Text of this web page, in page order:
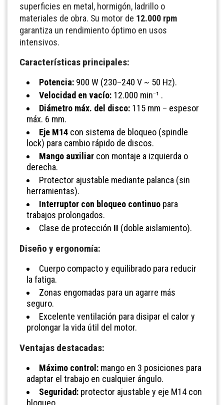
superficies en metal, hormigón, ladrillo o
materiales de obra. Su motor de 12.000 rpm
garantiza un rendimiento óptimo en usos
intensivos.
Características principales:
Potencia: 900 W (230–240 V ~ 50 Hz).
Velocidad en vacío: 12.000 min⁻¹ .
Diámetro máx. del disco: 115 mm – espesor
máx. 6 mm.
Eje M14 con sistema de bloqueo (spindle
lock) para cambio rápido de discos.
Mango auxiliar con montaje a izquierda o
derecha.
Protector ajustable mediante palanca (sin
herramientas).
Interruptor con bloqueo continuo para
trabajos prolongados.
Clase de protección II (doble aislamiento).
Diseño y ergonomía:
Cuerpo compacto y equilibrado para reducir
la fatiga.
Zonas engomadas para un agarre más
seguro.
Excelente ventilación para disipar el calor y
prolongar la vida útil del motor.
Ventajas destacadas:
Máximo control: mango en 3 posiciones para
adaptar el trabajo en cualquier ángulo.
Seguridad: protector ajustable y eje M14 con
bloqueo.